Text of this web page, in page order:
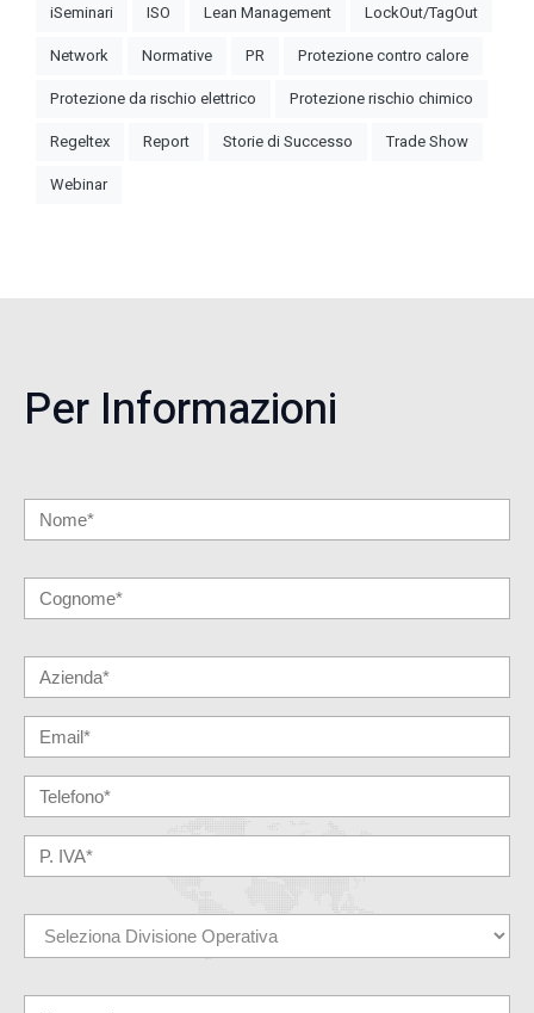
iSeminari
ISO Lean Management
LockOut/TagOut
Network
Normative PR
Protezione contro calore
Protezione da rischio elettrico
Protezione rischio chimico
Regeltex
Report Storie di Successo
Trade Show
Webinar
Per Informazioni